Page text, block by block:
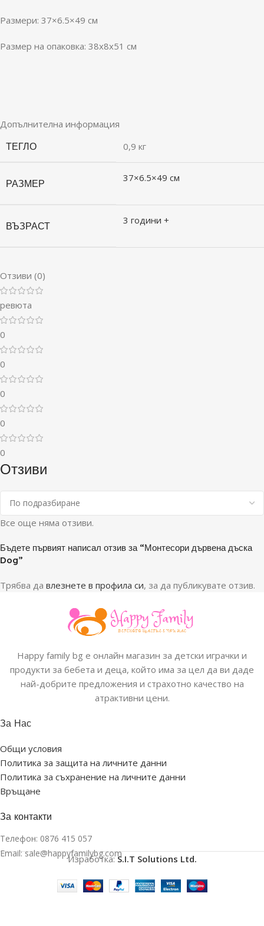
Размери: 37×6.5×49 см
Размер на опаковка: 38x8x51 см
Допълнителна информация
ТЕГЛО
0,9 кг
РАЗМЕР 37×6.5×49 см
ВЪЗРАСТ 3 години +
Отзиви (0)
ревюта
0
0
0
0
0
Отзиви
Все още няма отзиви.
Бъдете първият написал отзив за “Монтесори дървена дъска
Dog”
Трябва да влезнете в профила си, за да публикувате отзив.
Happy family bg е онлайн магазин за детски играчки и
продукти за бебета и деца, който има за цел да ви даде
най-добрите предложения и страхотно качество на
атрактивни цени.
За Нас
Общи условия
Политика за защита на личните данни
Политика за съхранение на личните данни
Връщане
За контакти
Телефон: 0876 415 057
Email:sale@happyfamilybg.com
Изработка:S.I.T Solutions Ltd.